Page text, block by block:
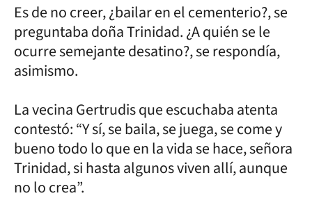
Es de no creer, ¿bailar en el cementerio?, se
preguntaba doña Trinidad. ¿A quién se le
ocurre semejante desatino?, se respondía,
asimismo.
La vecina Gertrudis que escuchaba atenta
contestó: “Y sí, se baila, se juega, se come y
bueno todo lo que en la vida se hace, señora
Trinidad, si hasta algunos viven allí, aunque
no lo crea”.